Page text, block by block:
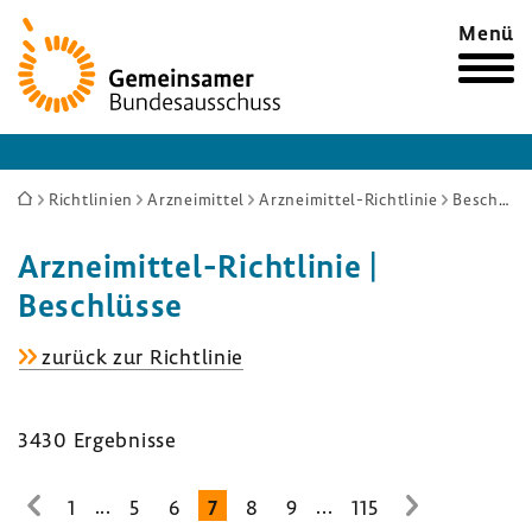
Zur
Startseite
Menü
Sie
hier:
Richtlinien Arzneimittel Arzneimittel-Richtlinie Beschlüsse
Arzneimittel-​Richtlinie |
Beschlüsse
zurück zur Richt­linie
3430 Ergeb­nisse
zur
1 ... 5 6 7 8 9 ... 115
zur